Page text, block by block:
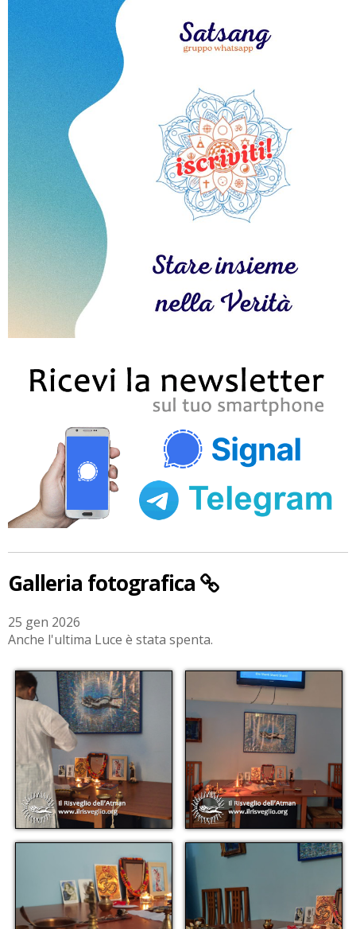
Galleria fotografica
25 gen 2026
Anche l'ultima Luce è stata spenta.